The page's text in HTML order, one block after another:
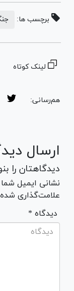
برچسب ها:
لینک کوتاه
هم‌رسانی:
ارسال
دیدگاهتان را
نشانی ایمیل
علامت‌گذاری
* دیدگاه